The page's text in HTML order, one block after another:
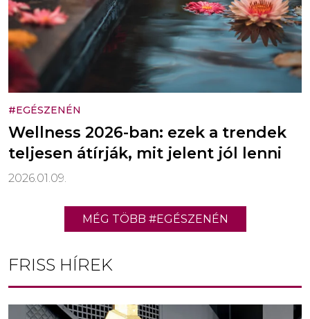
#EGÉSZENÉN
Wellness 2026-ban: ezek a trendek
teljesen átírják, mit jelent jól lenni
2026.01.09.
MÉG TÖBB #EGÉSZENÉN
FRISS HÍREK